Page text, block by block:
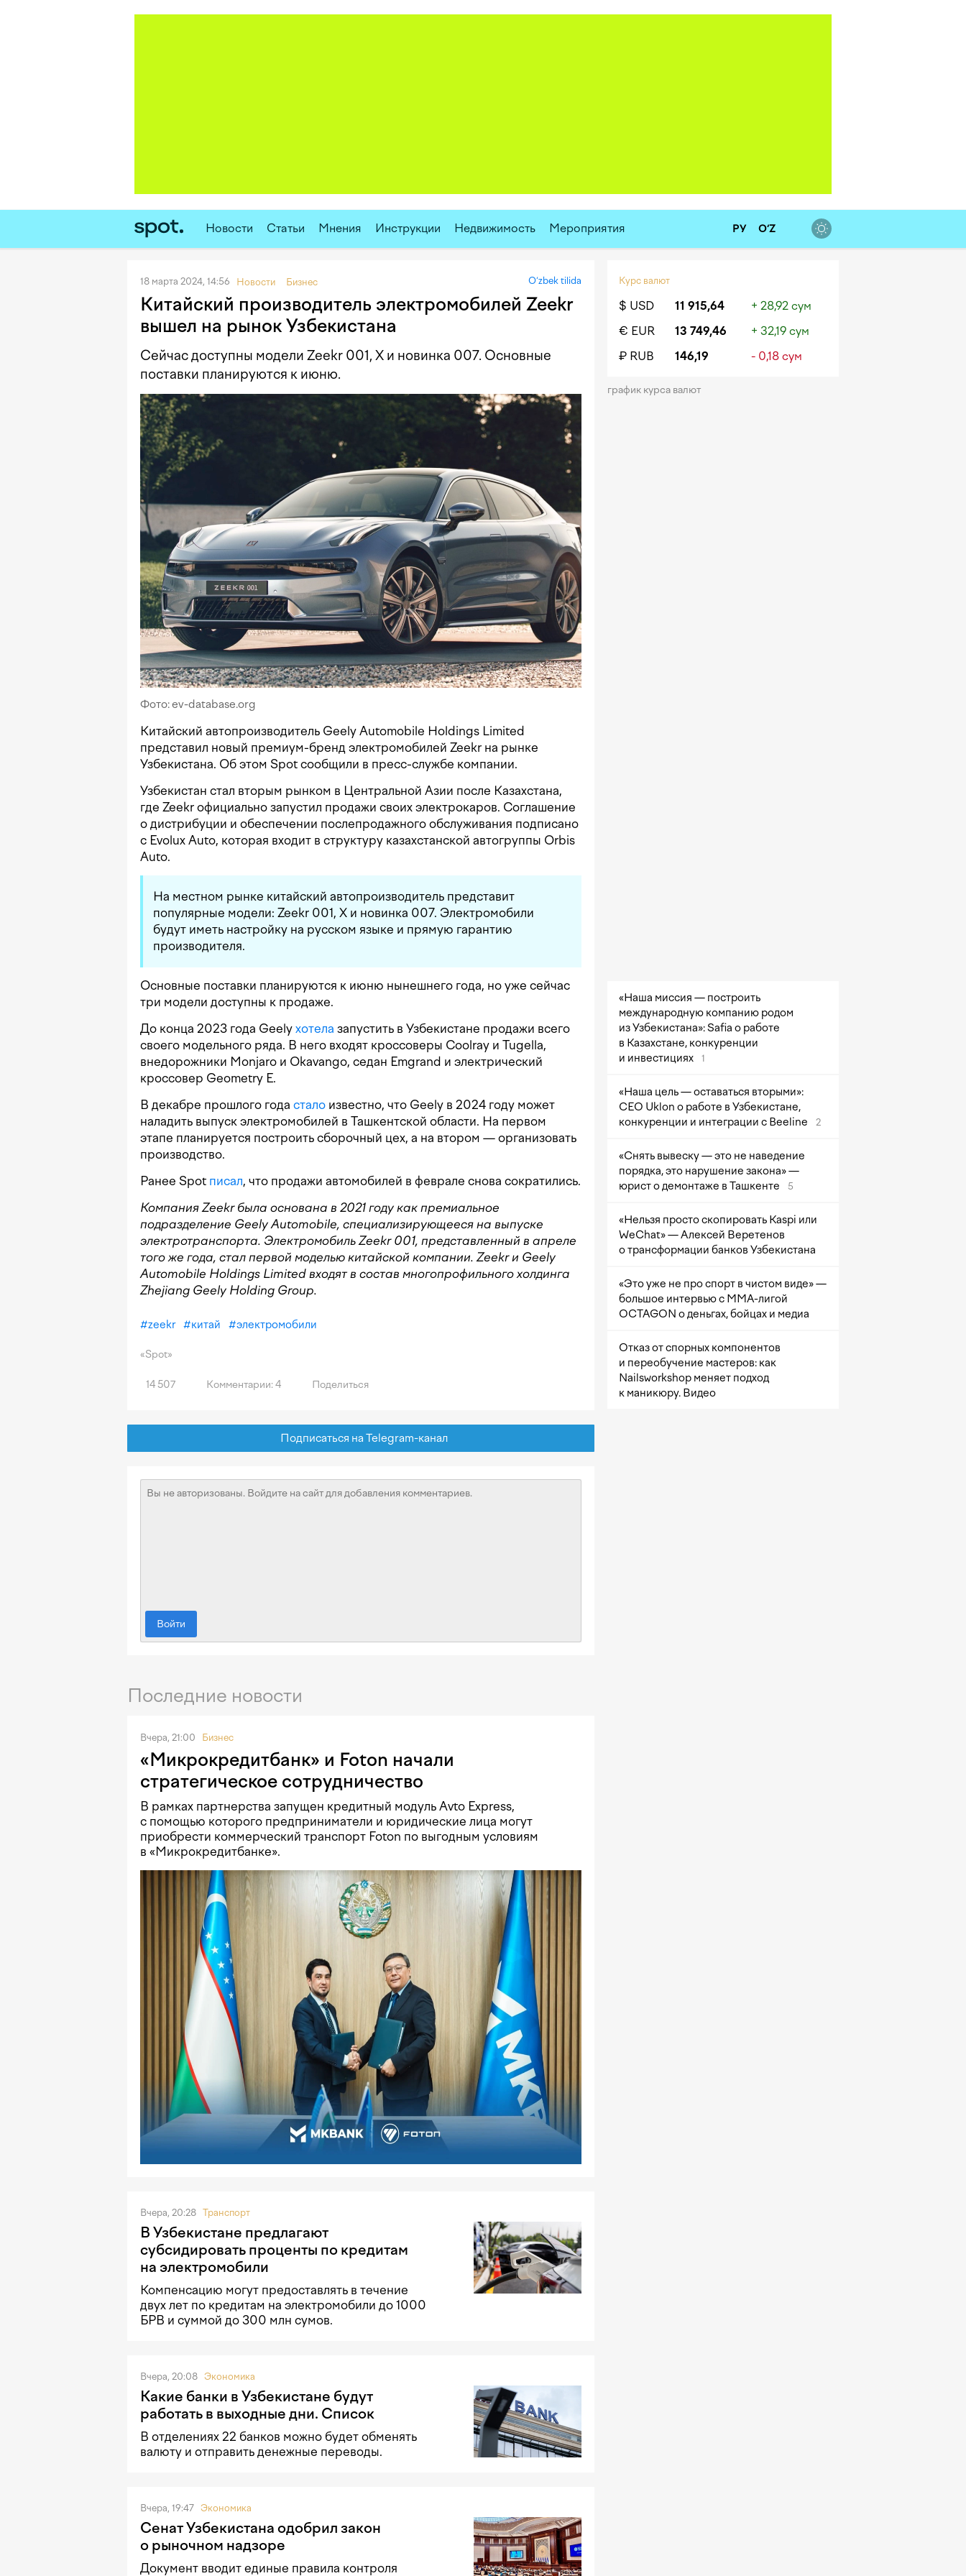
Новости Статьи Мнения Инструкции Недвижимость Мероприятия РУ O‘Z
18 марта 2024, 14:56 Новости Бизнес O‘zbek tilida
Китайский производитель электромобилей Zeekr
вышел на рынок Узбекистана
Сейчас доступны модели Zeekr 001, X и новинка 007. Основные
поставки планируются к июню.
Фото: ev-database.org
Китайский автопроизводитель Geely Automobile Holdings Limited
представил новый премиум-бренд электромобилей Zeekr на рынке
Узбекистана. Об этом Spot сообщили в пресс-службе компании.
Узбекистан стал вторым рынком в Центральной Азии после Казахстана,
где Zeekr официально запустил продажи своих электрокаров. Соглашение
о дистрибуции и обеспечении послепродажного обслуживания подписано
с Evolux Auto, которая входит в структуру казахстанской автогруппы Orbis
Auto.
На местном рынке китайский автопроизводитель представит
популярные модели: Zeekr 001, X и новинка 007. Электромобили
будут иметь настройку на русском языке и прямую гарантию
производителя.
Основные поставки планируются к июню нынешнего года, но уже сейчас
три модели доступны к продаже.
До конца 2023 года Geely хотела запустить в Узбекистане продажи всего
своего модельного ряда. В него входят кроссоверы Coolray и Tugella,
внедорожники Monjaro и Okavango, седан Emgrand и электрический
кроссовер Geometry E.
В декабре прошлого года стало известно, что Geely в 2024 году может
наладить выпуск электромобилей в Ташкентской области. На первом
этапе планируется построить сборочный цех, а на втором — организовать
производство.
Ранее Spot писал, что продажи автомобилей в феврале снова сократились.
Компания Zeekr была основана в 2021 году как премиальное
подразделение Geely Automobile, специализирующееся на выпуске
электротранспорта. Электромобиль Zeekr 001, представленный в апреле
того же года, стал первой моделью китайской компании. Zeekr и Geely
Automobile Holdings Limited входят в состав многопрофильного холдинга
Zhejiang Geely Holding Group.
#zeekr #китай #электромобили
«Spot»
14 507 Комментарии: 4 Поделиться
Подписаться на Telegram-канал
Войти
Последние новости
Вчера, 21:00 Бизнес
«Микрокредитбанк» и Foton начали
стратегическое сотрудничество
В рамках партнерства запущен кредитный модуль Avto Express,
с помощью которого предприниматели и юридические лица могут
приобрести коммерческий транспорт Foton по выгодным условиям
в «Микрокредитбанке».
Вчера, 20:28 Транспорт
В Узбекистане предлагают
субсидировать проценты по кредитам
на электромобили
Компенсацию могут предоставлять в течение
двух лет по кредитам на электромобили до 1000
БРВ и суммой до 300 млн сумов.
Вчера, 20:08 Экономика
Какие банки в Узбекистане будут
работать в выходные дни. Список
В отделениях 22 банков можно будет обменять
валюту и отправить денежные переводы.
Вчера, 19:47 Экономика
Сенат Узбекистана одобрил закон
о рыночном надзоре
Документ вводит единые правила контроля
Курс валют
$ USD 11 915,64
+ 28,92 сум
€ EUR
13 749,46
+ 32,19 сум
₽ RUB
146,19 - 0,18 сум
график курса валют
«Наша миссия — построить
международную компанию родом
из Узбекистана»: Safia о работе
в Казахстане, конкуренции
и инвестициях
1
«Наша цель — оставаться вторыми»:
CEO Uklon о работе в Узбекистане,
конкуренции и интеграции с Beeline
2
«Снять вывеску — это не наведение
порядка, это нарушение закона» —
юрист о демонтаже в Ташкенте
5
«Нельзя просто скопировать Kaspi или
WeChat» — Алексей Веретенов
о трансформации банков Узбекистана
«Это уже не про спорт в чистом виде» —
большое интервью с ММА-лигой
OCTAGON о деньгах, бойцах и медиа
Отказ от спорных компонентов
и переобучение мастеров: как
Nailsworkshop меняет подход
к маникюру. Видео